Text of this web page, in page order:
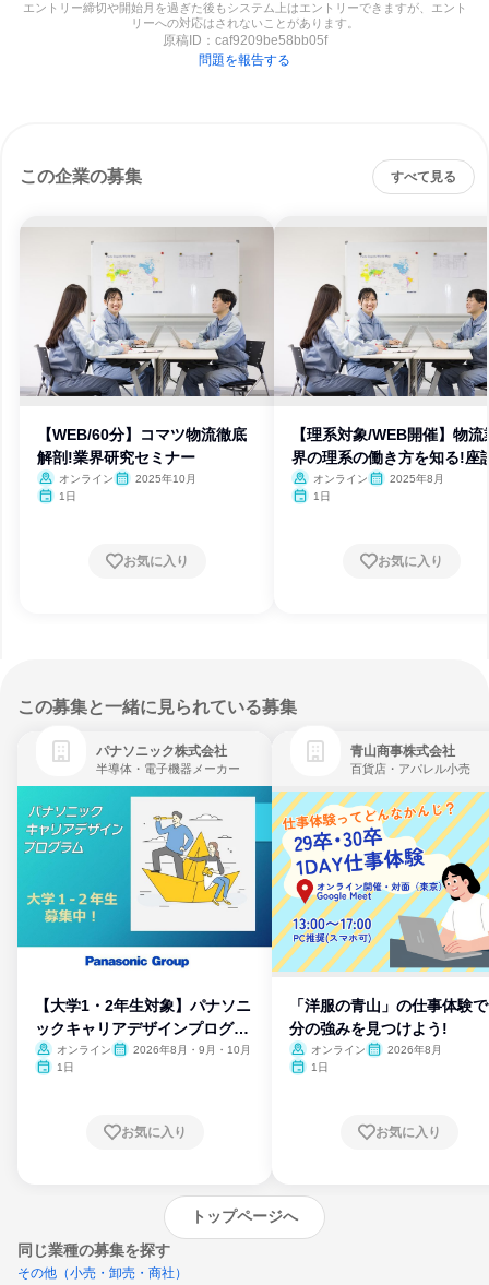
エントリー締切や開始月を過ぎた後もシステム上はエントリーできますが、エント
リーへの対応はされないことがあります。
原稿ID： caf9209be58bb05f
問題を報告する
この企業の募集 すべて見る
【WEB/60分】コマツ物流徹底
解剖!業界研究セミナー
オンライン
2025年10月
1日
お気に入り
【理系対象/WEB開催】物流
界の理系の働き方を知る!座
オンライン
2025年8月
1日
お気に入り
この募集と一緒に見られている募集
パナソニック株式会社
半導体・電子機器メーカー
【大学1・2年生対象】パナソニ
ックキャリアデザインプログラ
ム
オンライン
2026年8月・9月・10月
1日
お気に入り
青山商事株式会社
百貨店・アパレル小売
「洋服の青山」の仕事体験
分の強みを見つけよう!
オンライン
2026年8月
1日
お気に入り
トップページへ
同じ業種の募集を探す
その他（小売・卸売・商社）